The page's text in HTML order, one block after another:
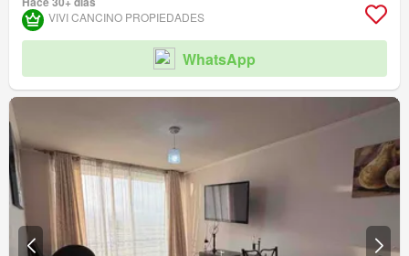
VIVI CANCINO PROPIEDADES
WhatsApp